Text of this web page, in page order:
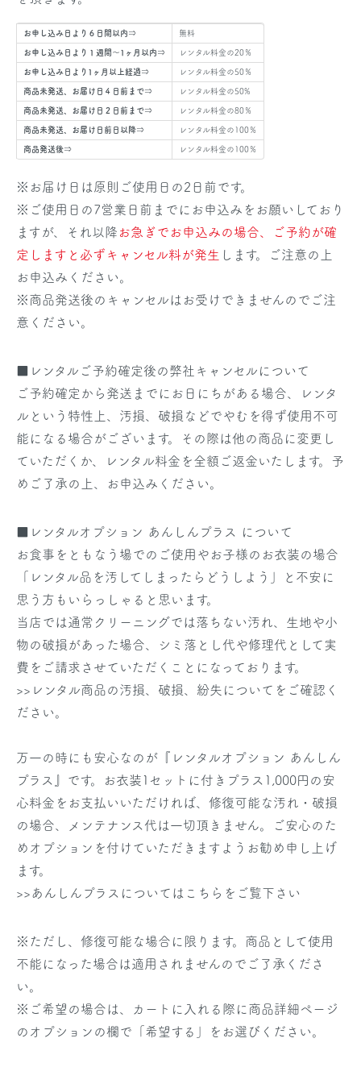
お申し込み日より６日間以内⇒ 無料
お申し込み日より１週間～1ヶ月以内⇒ レンタル料金の20％
お申し込み日より1ヶ月以上経過⇒ レンタル料金の50％
商品未発送、お届け日４日前まで⇒ レンタル料金の50%
商品未発送、お届け日２日前まで⇒ レンタル料金の80％
商品未発送、お届け日前日以降⇒ レンタル料金の100％
商品発送後⇒ レンタル料金の100％
※お届け日は原則ご使用日の2日前です。
※ご使用日の7営業日前までにお申込みをお願いしており
ますが、それ以降 お急ぎでお申込みの場合、ご予約が確
定しますと必ずキャンセル料が発生 します。ご注意の上
お申込みください。
※商品発送後のキャンセルはお受けできませんのでご注
意ください。
■レンタルご予約確定後の弊社キャンセルについて
ご予約確定から発送までにお日にちがある場合、レンタ
ルという特性上、汚損、破損などでやむを得ず使用不可
能になる場合がございます。その際は他の商品に変更し
ていただくか、レンタル料金を全額ご返金いたします。予
めご了承の上、お申込みください。
■レンタルオプション あんしんプラス について
お食事をともなう場でのご使用やお子様のお衣装の場合
「レンタル品を汚してしまったらどうしよう」と不安に
思う方もいらっしゃると思います。
当店では通常クリーニングでは落ちない汚れ、生地や小
物の破損があった場合、シミ落とし代や修理代として実
費をご請求させていただくことになっております。
>>レンタル商品の汚損、破損、紛失についてをご確認く
ださい。
万一の時にも安心なのが『レンタルオプション あんしん
プラス』です。お衣装1セットに付きプラス1,000円の安
心料金をお支払いいただければ、修復可能な汚れ・破損
の場合、メンテナンス代は一切頂きません。ご安心のた
めオプションを付けていただきますようお勧め申し上げ
ます。
>>あんしんプラスについてはこちらをご覧下さい
※ただし、修復可能な場合に限ります。商品として使用
不能になった場合は適用されませんのでご了承くださ
い。
※ご希望の場合は、カートに入れる際に商品詳細ページ
のオプションの欄で「希望する」をお選びください。